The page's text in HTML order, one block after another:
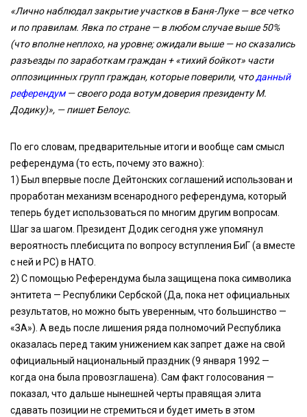
«Лично наблюдал закрытие участков в Баня-Луке — все четко
и по правилам. Явка по стране — в любом случае выше 50%
(что вполне неплохо, на уровне; ожидали выше — но сказались
разъезды по заработкам граждан + «тихий бойкот» части
оппозицинных групп граждан, которые поверили, чтоданный
референдум— своего рода вотум доверия президенту М.
Додику)», — пишет Белоус.
По его словам, предварительные итоги и вообще сам смысл
референдума (то есть, почему это важно):
1) Был впервые после Дейтонских соглашений использован и
проработан механизм всенародного референдума, который
теперь будет использоваться по многим другим вопросам.
Шаг за шагом. Президент Додик сегодня уже упомянул
вероятность плебисцита по вопросу вступления БиГ (а вместе
с ней и РС) в НАТО.
2) С помощью Референдума была защищена пока символика
энтитета — Республики Сербской (Да, пока нет официальных
результатов, но можно быть уверенным, что большинство —
«ЗА»). А ведь после лишения ряда полномочий Республика
оказалась перед таким унижением как запрет даже на свой
официальный национальный праздник (9 января 1992 —
когда она была провозглашена). Сам факт голосования —
показал, что дальше нынешней черты правящая элита
сдавать позиции не стремиться и будет иметь в этом